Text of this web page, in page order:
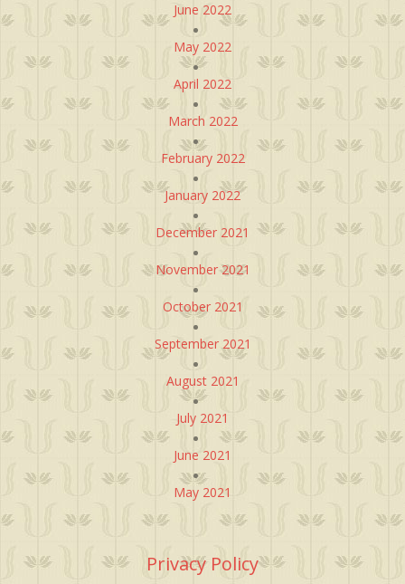
June 2022
May 2022
April 2022
March 2022
February 2022
January 2022
December 2021
November 2021
October 2021
September 2021
August 2021
July 2021
June 2021
May 2021
Privacy Policy